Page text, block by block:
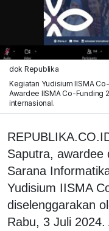
dok Republika
Kegiatan Yudisium IISMA
Awardee IISMA Co-Funding
internasional.
Saputra, awardee
Sarana
Yudisium IISMA
diselenggarakan
Rabu, 3 Juli